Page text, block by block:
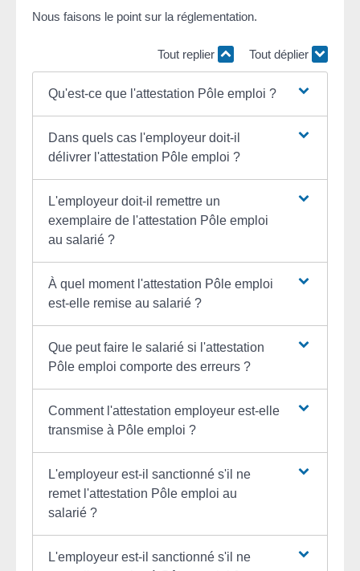
Nous faisons le point sur la réglementation.
Tout replier Tout déplier
Qu'est-ce que l'attestation Pôle emploi ?
Dans quels cas l'employeur doit-il
délivrer l'attestation Pôle emploi ?
L'employeur doit-il remettre un
exemplaire de l'attestation Pôle emploi
au salarié ?
À quel moment l'attestation Pôle emploi
est-elle remise au salarié ?
Que peut faire le salarié si l'attestation
Pôle emploi comporte des erreurs ?
Comment l'attestation employeur est-elle
transmise à Pôle emploi ?
L'employeur est-il sanctionné s'il ne
remet l'attestation Pôle emploi au
salarié ?
L'employeur est-il sanctionné s'il ne